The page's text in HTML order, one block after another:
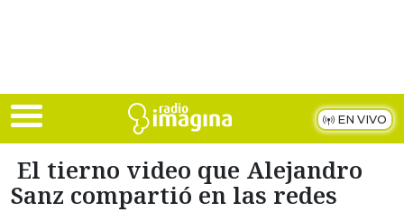
EN VIVO
El tierno video que Alejandro
Sanz compartió en las redes